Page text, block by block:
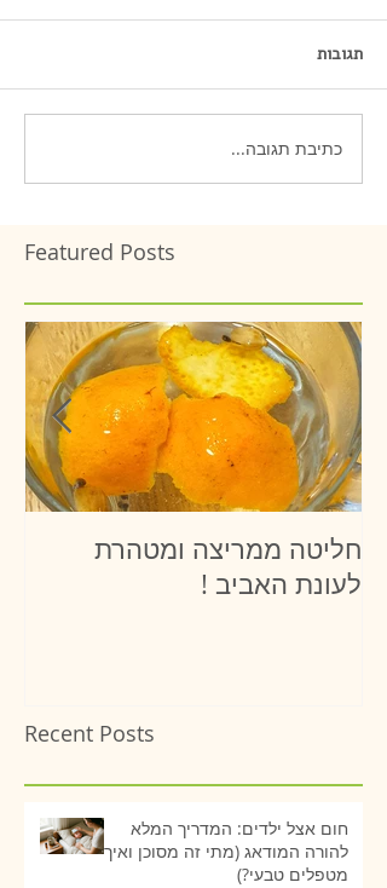
תגובות
כתיבת תגובה...
Featured Posts
חליטה ממריצה ומטהרת
לעונת האביב !
Recent Posts
חום אצל ילדים: המדריך המלא
להורה המודאג (מתי זה מסוכן ואיך
מטפלים טבעי?)